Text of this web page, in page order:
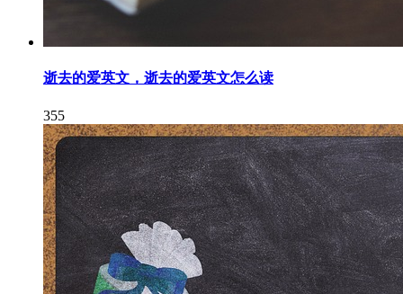
逝去的爱英文，逝去的爱英文怎么读
355